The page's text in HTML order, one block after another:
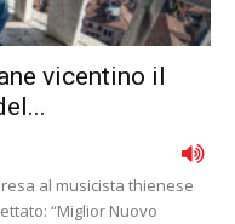
vicentino il
al musicista thienese
“Miglior Nuovo